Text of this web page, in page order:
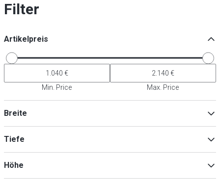
Filter
Artikelpreis
Min. Price Max. Price
Breite
Tiefe
Höhe